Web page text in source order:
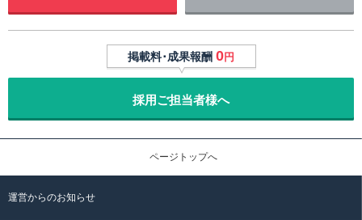
掲載料･成果報酬 0円
採用ご担当者様へ
ページトップへ
運営からのお知らせ